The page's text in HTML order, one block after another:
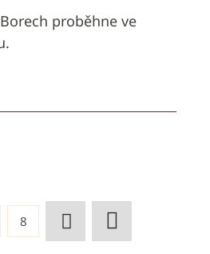
proběhne ve
8